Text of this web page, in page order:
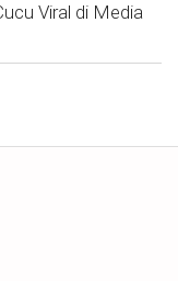
Viral di Media